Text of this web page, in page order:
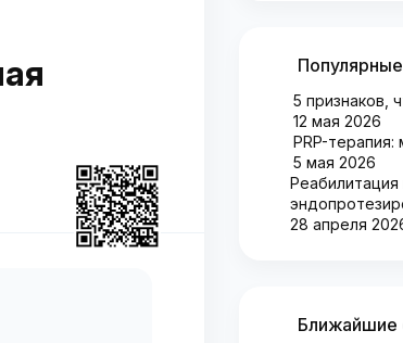
5 признаков,
12 мая 2026
PRP-
5 мая 2026
Реабилитация
28 апреля
Ближайшие